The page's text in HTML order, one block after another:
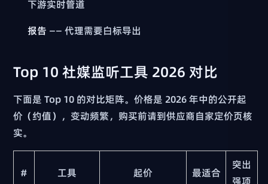
下游实时管道
报告 —— 代理需要白标导出
Top 10 社媒监听工具 2026 对比
下面是 Top 10 的对比矩阵。价格是 2026 年中的公开起
价（约值），变动频繁，购买前请到供应商自家定价页核
实。
# 工具 起价 最适合
突出
强项